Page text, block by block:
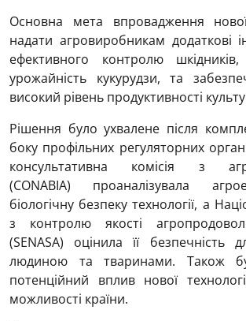
Основна мета впровадження
надати агровиробникам додаткові
ефективного контролю
урожайність кукурудзи, та
високий рівень продуктивності
Рішення було ухвалене після
боку профільних регуляторних
консультативна комісія з
(CONABIA) проаналізувала
біологічну безпеку технології, а
з контролю якості
(SENASA) оцінила її безпечність
людиною та тваринами. Також
потенційний вплив нової
можливості країни.